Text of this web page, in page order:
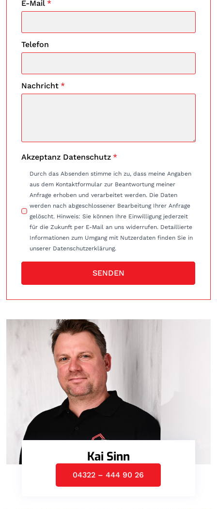
E-Mail *
Telefon
Nachricht *
Akzeptanz Datenschutz *
Durch das Absenden stimme ich zu, dass meine Angaben
aus dem Kontaktformular zur Beantwortung meiner
Anfrage erhoben und verarbeitet werden. Die Daten
werden nach abgeschlossener Bearbeitung Ihrer Anfrage
gelöscht. Hinweis: Sie können Ihre Einwilligung jederzeit
für die Zukunft per E-Mail an uns widerrufen. Detaillierte
Informationen zum Umgang mit Nutzerdaten finden Sie in
unserer Datenschutzerklärung.
SENDEN
Kai Sinn
04322 – 444 90 26